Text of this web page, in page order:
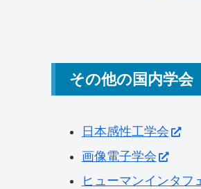
その他の国内学会
日本感性工学会
画像電子学会
ヒューマンインタフ